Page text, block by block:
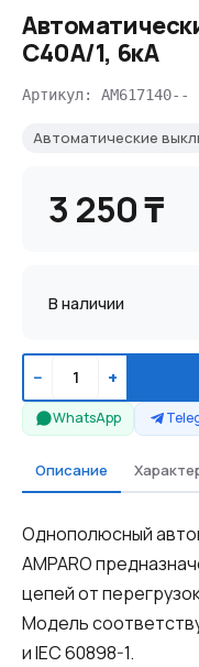
C40А/1, 6кА
Артикул: AM617140--
Автоматические
3 250 ₸
В наличии
− +
WhatsApp
Описание
Однополюсный
AMPARO
цепей от
Модель
и IEC 60898-1.